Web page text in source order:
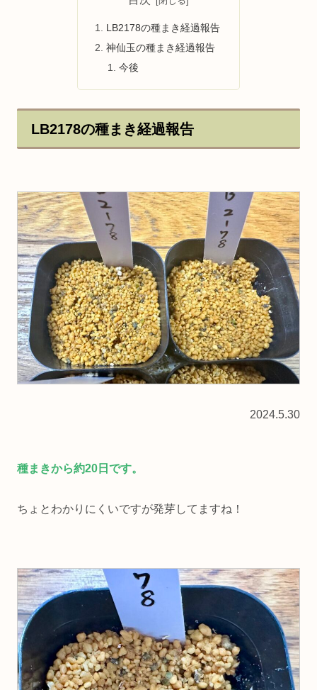
LB2178の種まき経過報告
神仙玉の種まき経過報告
今後
LB2178の種まき経過報告
2024.5.30
種まきから約20日です。
ちょとわかりにくいですが発芽してますね！